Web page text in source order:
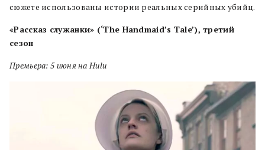
сюжете использованы истории реальных серийных убийц.
«Рассказ служанки» (‘The Handmaid’s Tale’), третий
сезон
Премьера: 5 июня на Hulu